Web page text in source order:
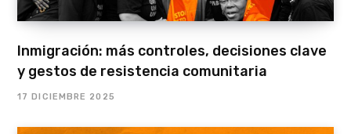
Inmigración: más controles, decisiones clave
y gestos de resistencia comunitaria
17 DICIEMBRE 2025